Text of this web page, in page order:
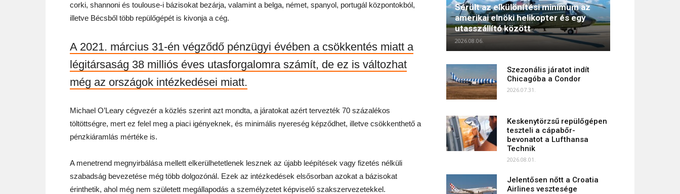
corki, shannoni és toulouse-i bázisokat bezárja, valamint a belga, német, spanyol, portugál központokból,
illetve Bécsből több repülőgépét is kivonja a cég.
A 2021. március 31-én végződő pénzügyi évében a csökkentés miatt a
légitársaság 38 milliós éves utasforgalomra számít, de ez is változhat
még az országok intézkedései miatt.
Michael O’Leary cégvezér a közlés szerint azt mondta, a járatokat azért tervezték 70 százalékos
töltöttségre, mert ez felel meg a piaci igényeknek, és minimális nyereség képződhet, illetve csökkenthető a
pénzkiáramlás mértéke is.
A menetrend megnyirbálása mellett elkerülhetetlenek lesznek az újabb leépítések vagy fizetés nélküli
szabadság bevezetése még több dolgozónál. Ezek az intézkedések elsősorban azokat a bázisokat
érinthetik, ahol még nem született megállapodás a személyzetet képviselő szakszervezetekkel.
Sérült az elkülönítési minimum az
amerikai elnöki helikopter és egy
utasszállító között
2026.08.06.
Szezonális járatot indít
Chicagóba a Condor
2026.07.31.
Keskenytörzsű repülőgépen
teszteli a cápabőr-
bevonatot a Lufthansa
Technik
2026.08.01.
Jelentősen nőtt a Croatia
Airlines vesztesége